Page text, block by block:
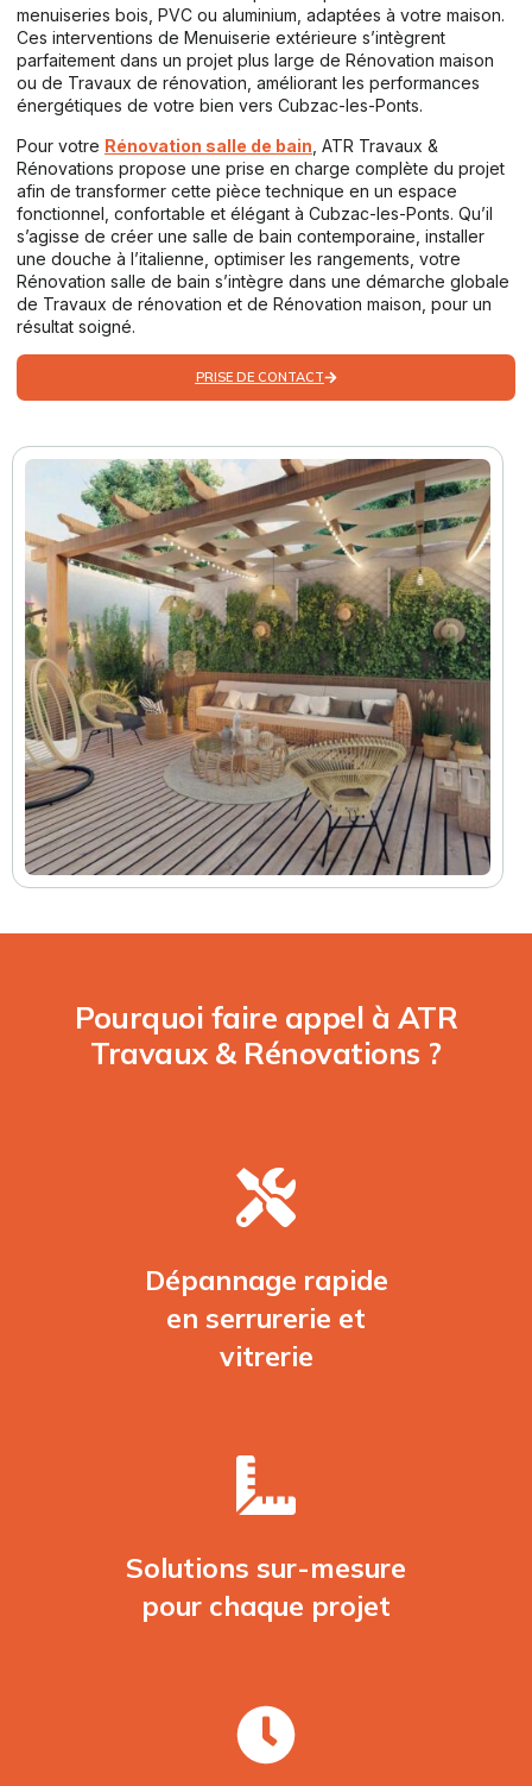
menuiseries bois, PVC ou aluminium, adaptées à votre maison.
Ces interventions de Menuiserie extérieure s’intègrent
parfaitement dans un projet plus large de Rénovation maison
ou de Travaux de rénovation, améliorant les performances
énergétiques de votre bien vers Cubzac-les-Ponts.
Pour votre Rénovation salle de bain , ATR Travaux &
Rénovations propose une prise en charge complète du projet
afin de transformer cette pièce technique en un espace
fonctionnel, confortable et élégant à Cubzac-les-Ponts. Qu’il
s’agisse de créer une salle de bain contemporaine, installer
une douche à l’italienne, optimiser les rangements, votre
Rénovation salle de bain s’intègre dans une démarche globale
de Travaux de rénovation et de Rénovation maison, pour un
résultat soigné.
PRISE DE CONTACT
Pourquoi faire appel à ATR
Travaux & Rénovations ?
Dépannage rapide
en serrurerie et
vitrerie
Solutions sur-mesure
pour chaque projet